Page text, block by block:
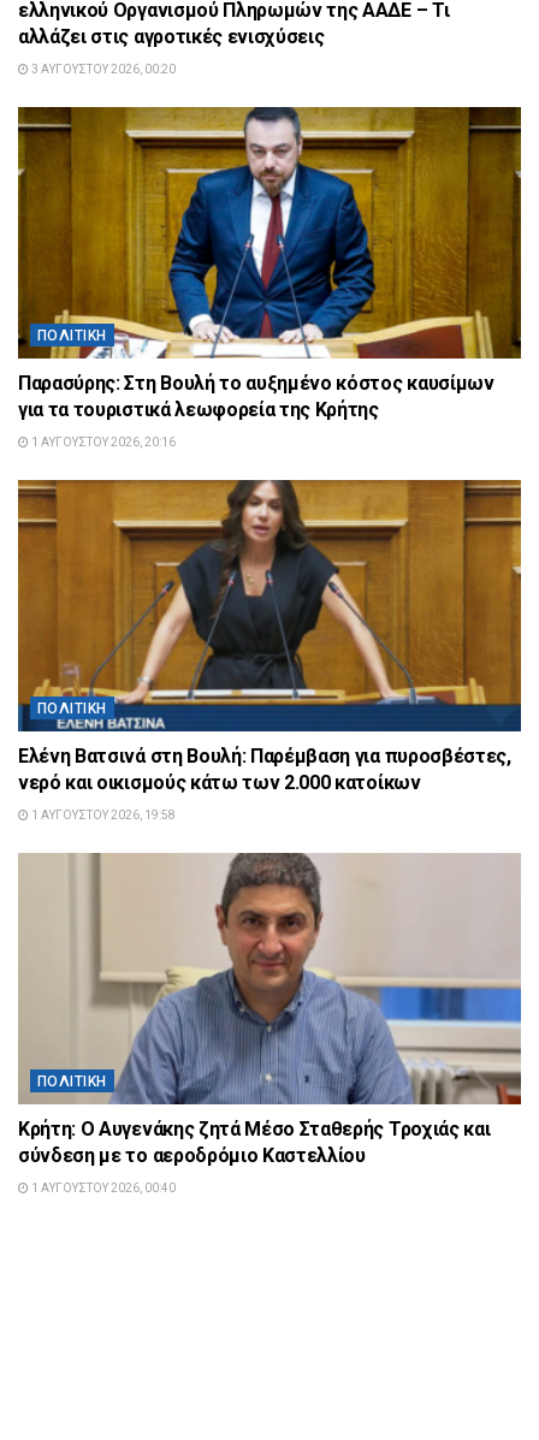
ελληνικού Οργανισμού Πληρωμών της ΑΑΔΕ – Τι
αλλάζει στις αγροτικές ενισχύσεις
3 ΑΥΓΟΎΣΤΟΥ 2026, 00:20
ΠΟΛΙΤΙΚΉ
Παρασύρης: Στη Βουλή το αυξημένο κόστος καυσίμων
για τα τουριστικά λεωφορεία της Κρήτης
1 ΑΥΓΟΎΣΤΟΥ 2026, 20:16
ΠΟΛΙΤΙΚΉ
Ελένη Βατσινά στη Βουλή: Παρέμβαση για πυροσβέστες,
νερό και οικισμούς κάτω των 2.000 κατοίκων
1 ΑΥΓΟΎΣΤΟΥ 2026, 19:58
ΠΟΛΙΤΙΚΉ
Κρήτη: Ο Αυγενάκης ζητά Μέσο Σταθερής Τροχιάς και
σύνδεση με το αεροδρόμιο Καστελλίου
1 ΑΥΓΟΎΣΤΟΥ 2026, 00:40